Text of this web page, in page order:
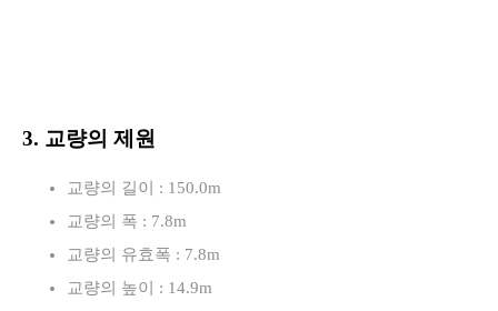
3. 교량의 제원
교량의 길이 : 150.0m
교량의 폭 : 7.8m
교량의 유효폭 : 7.8m
교량의 높이 : 14.9m